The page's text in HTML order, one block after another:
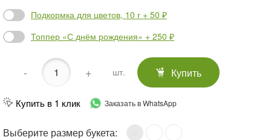
Подкормка для цветов, 10 г + 50 ₽
Топпер «С днём рождения» + 250 ₽
- + шт. Купить
Купить в 1 клик Заказать в WhatsApp
Выберите размер букета: